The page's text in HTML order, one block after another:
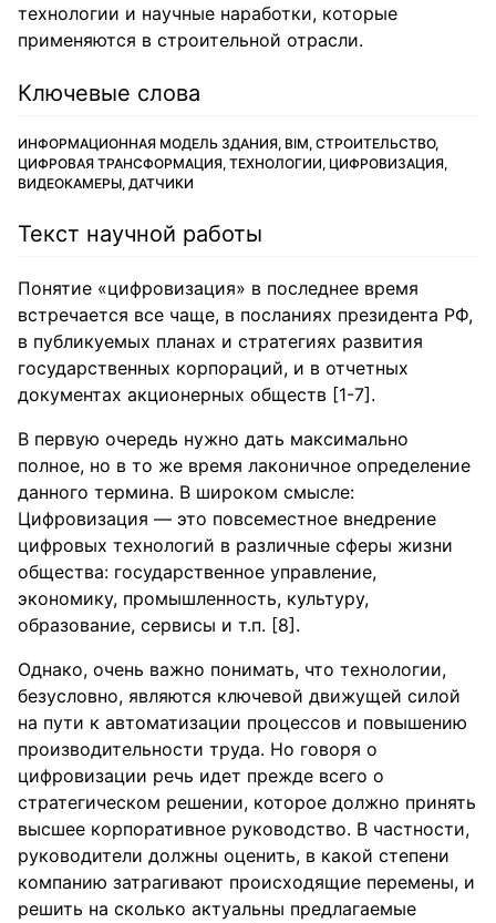
технологии и научные наработки, которые
применяются в строительной отрасли.
Ключевые слова
ИНФОРМАЦИОННАЯ МОДЕЛЬ ЗДАНИЯ, BIM, СТРОИТЕЛЬСТВО,
ЦИФРОВАЯ ТРАНСФОРМАЦИЯ, ТЕХНОЛОГИИ, ЦИФРОВИЗАЦИЯ,
ВИДЕОКАМЕРЫ, ДАТЧИКИ
Текст научной работы
Понятие «цифровизация» в последнее время
встречается все чаще, в посланиях президента РФ,
в публикуемых планах и стратегиях развития
государственных корпораций, и в отчетных
документах акционерных обществ [1-7].
В первую очередь нужно дать максимально
полное, но в то же время лаконичное определение
данного термина. В широком смысле:
Цифровизация — это повсеместное внедрение
цифровых технологий в различные сферы жизни
общества: государственное управление,
экономику, промышленность, культуру,
образование, сервисы и т.п. [8].
Однако, очень важно понимать, что технологии,
безусловно, являются ключевой движущей силой
на пути к автоматизации процессов и повышению
производительности труда. Но говоря о
цифровизации речь идет прежде всего о
стратегическом решении, которое должно принять
высшее корпоративное руководство. В частности,
руководители должны оценить, в какой степени
компанию затрагивают происходящие перемены, и
решить на сколько актуальны предлагаемые